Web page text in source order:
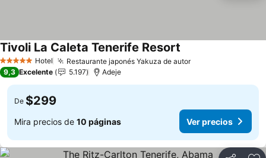
5 Estrellas Hotel Restaurante japonés Yakuza de autorVer precios
Tivoli La Caleta Tenerife Resort
9,3 Excelente 5.197 Adeje
De $299
Mira precios de 10 páginas Ver precios